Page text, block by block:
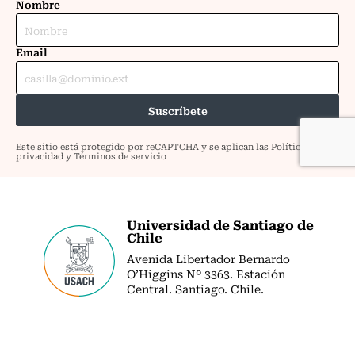
Universidad de Santiago de
Chile
Avenida Libertador Bernardo
O’Higgins Nº 3363. Estación
Central. Santiago. Chile.